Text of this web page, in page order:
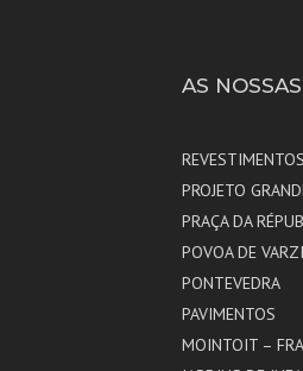
AS
REVESTIMENTOS
PROJETO
PRAÇA DA
POVOA DE
PONTEVEDRA
PAVIMENTOS
MOINTOIT –